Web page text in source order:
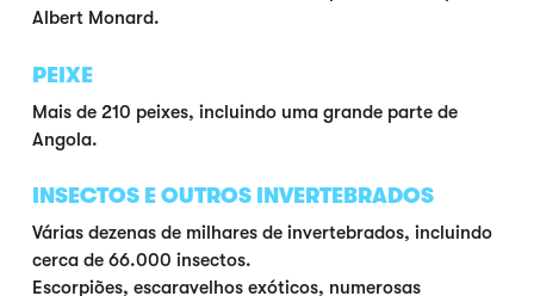
Albert Monard.
PEIXE
Mais de 210 peixes, incluindo uma grande parte de
Angola.
INSECTOS E OUTROS INVERTEBRADOS
Várias dezenas de milhares de invertebrados, incluindo
cerca de 66.000 insectos.
Escorpiões, escaravelhos exóticos, numerosas